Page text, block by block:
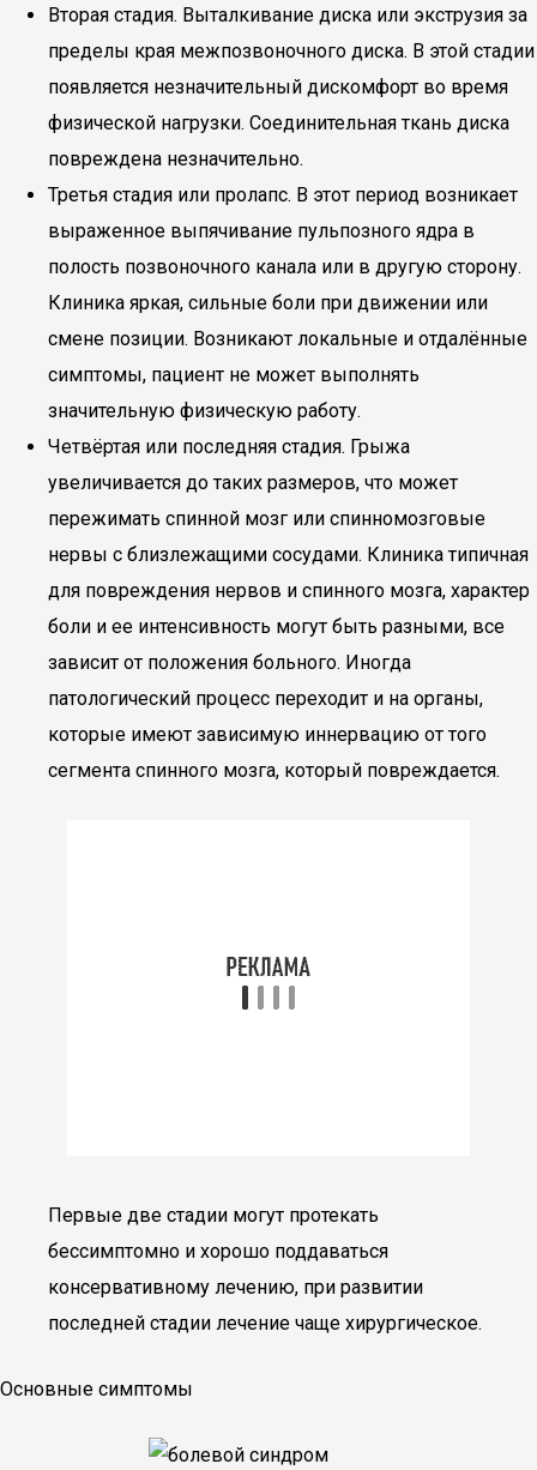
Вторая стадия. Выталкивание диска или экструзия за
пределы края межпозвоночного диска. В этой стадии
появляется незначительный дискомфорт во время
физической нагрузки. Соединительная ткань диска
повреждена незначительно.
Третья стадия или пролапс. В этот период возникает
выраженное выпячивание пульпозного ядра в
полость позвоночного канала или в другую сторону.
Клиника яркая, сильные боли при движении или
смене позиции. Возникают локальные и отдалённые
симптомы, пациент не может выполнять
значительную физическую работу.
Четвёртая или последняя стадия. Грыжа
увеличивается до таких размеров, что может
пережимать спинной мозг или спинномозговые
нервы с близлежащими сосудами. Клиника типичная
для повреждения нервов и спинного мозга, характер
боли и ее интенсивность могут быть разными, все
зависит от положения больного. Иногда
патологический процесс переходит и на органы,
которые имеют зависимую иннервацию от того
сегмента спинного мозга, который повреждается.
Первые две стадии могут протекать
бессимптомно и хорошо поддаваться
консервативному лечению, при развитии
последней стадии лечение чаще хирургическое.
Основные симптомы